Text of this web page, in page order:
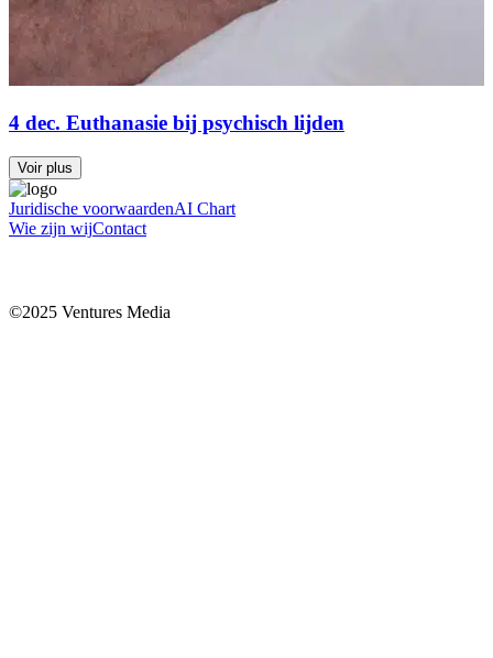
4 dec. Euthanasie bij psychisch lijden
Voir plus
Juridische voorwaardenAI Chart
Wie zijn wijContact
©2025 Ventures Media